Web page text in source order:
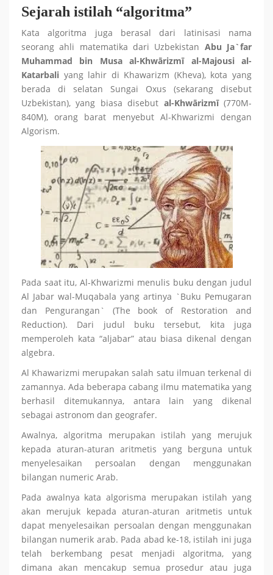
Sejarah istilah “algoritma”
Kata algoritma juga berasal dari latinisasi nama
seorang ahli matematika dari Uzbekistan Abu Ja`far
Muhammad bin Musa al-Khwārizmī al-Majousi al-
Katarbali yang lahir di Khawarizm (Kheva), kota yang
berada di selatan Sungai Oxus (sekarang disebut
Uzbekistan), yang biasa disebut al-Khwārizmī(770M-
840M), orang barat menyebut Al-Khwarizmi dengan
Algorism.
Pada saat itu, Al-Khwarizmi menulis buku dengan judul
Al Jabar wal-Muqabala yang artinya `Buku Pemugaran
dan Pengurangan` (The book of Restoration and
Reduction). Dari judul buku tersebut, kita juga
memperoleh kata “aljabar” atau biasa dikenal dengan
algebra.
Al Khawarizmi merupakan salah satu ilmuan terkenal di
zamannya. Ada beberapa cabang ilmu matematika yang
berhasil ditemukannya, antara lain yang dikenal
sebagai astronom dan geografer.
Awalnya, algoritma merupakan istilah yang merujuk
kepada aturan-aturan aritmetis yang berguna untuk
menyelesaikan persoalan dengan menggunakan
bilangan numeric Arab.
Pada awalnya kata algorisma merupakan istilah yang
akan merujuk kepada aturan-aturan aritmetis untuk
dapat menyelesaikan persoalan dengan menggunakan
bilangan numerik arab. Pada abad ke-18, istilah ini juga
telah berkembang pesat menjadi algoritma, yang
dimana akan mencakup semua prosedur atau juga